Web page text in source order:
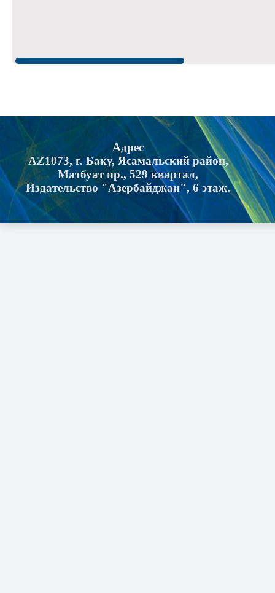
Адрес
AZ1073, г. Баку, Ясамальский район,
Матбуат пр., 529 квартал,
Издательство "Азербайджан", 6 этаж.